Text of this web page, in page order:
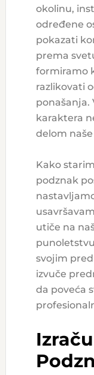
okolinu,
određene
pokazati
prema
formiramo
razlikovati
ponašanja.
karaktera
delom
Kako
podznak
utiče na
svojim
izvuče
da poveća